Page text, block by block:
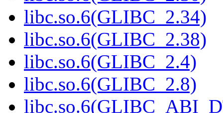
libc.so.6(GLIBC_2.34)
libc.so.6(GLIBC_2.38)
libc.so.6(GLIBC_2.4)
libc.so.6(GLIBC_2.8)